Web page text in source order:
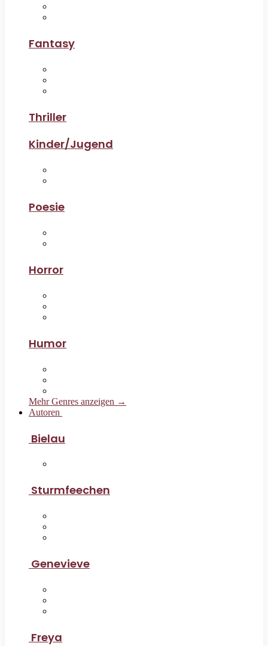
Fantasy
Thriller
Kinder/Jugend
Poesie
Horror
Humor
Mehr Genres anzeigen →
Autoren
Bielau
Sturmfeechen
Genevieve
Freya